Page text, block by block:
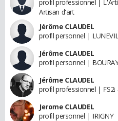
profil professionnel |
Artisan d'art
Jérôme CLAUDEL
profil personnel |
Jérôme CLAUDEL
profil personnel |
Jérôme CLAUDEL
profil professionnel | FS2i
Jerome CLAUDEL
profil personnel | IRIGNY